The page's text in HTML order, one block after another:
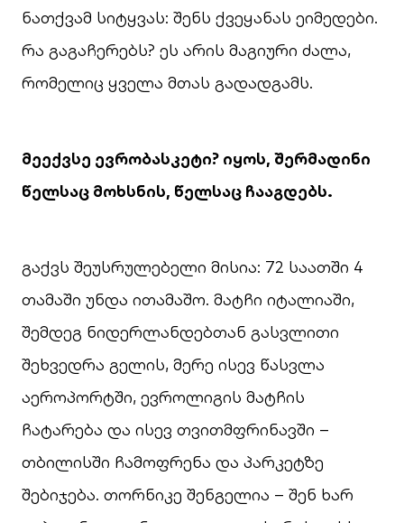
ნათქვამ სიტყვას: შენს ქვეყანას ეიმედები.
რა გაგაჩერებს? ეს არის მაგიური ძალა,
რომელიც ყველა მთას გადადგამს.
მეექვსე ევრობასკეტი? იყოს, შერმადინი
წელსაც მოხსნის, წელსაც ჩააგდებს.
გაქვს შეუსრულებელი მისია: 72 საათში 4
თამაში უნდა ითამაშო. მატჩი იტალიაში,
შემდეგ ნიდერლანდებთან გასვლითი
შეხვედრა გელის, მერე ისევ წასვლა
აეროპორტში, ევროლიგის მატჩის
ჩატარება და ისევ თვითმფრინავში –
თბილისში ჩამოფრენა და პარკეტზე
შებიჯება. თორნიკე შენგელია – შენ ხარ